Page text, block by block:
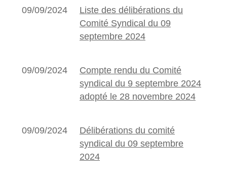
09/09/2024
Liste des délibérations du
Comité Syndical du 09
septembre 2024
09/09/2024
Compte rendu du Comité
syndical du 9 septembre 2024
adopté le 28 novembre 2024
09/09/2024
Délibérations du comité
syndical du 09 septembre
2024